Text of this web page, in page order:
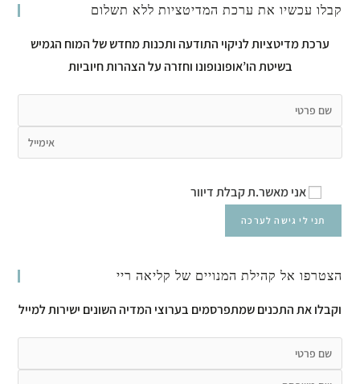
קבלו עכשיו את ערכת המדיטציות ללא תשלום
ערכת מדיטציות לניקוי התודעה ותכנות מחדש של המוח הגמיש
בשיטת הו’אופונופונו וחזרה על הצהרות חיוביות
אני מאשר.ת קבלת דיוור
הצטרפו אל קהילת המנויים של קליאה ריי
וקבלו את התכנים שמתפרסמים בערוצי המדיה השונים ישירות למייל